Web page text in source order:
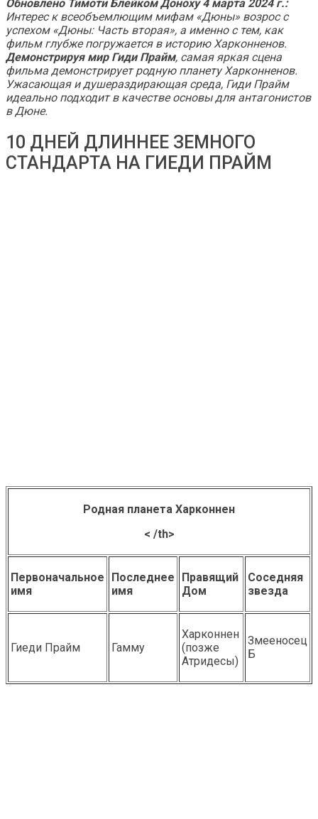
Обновлено Тимоти Блейком Доноху 4 марта 2024 г.:
Интерес к всеобъемлющим мифам «Дюны» возрос с
успехом «Дюны: Часть вторая», а именно с тем, как
фильм глубже погружается в историю Харконненов.
Демонстрируя мир Гиди Прайм, самая яркая сцена
фильма демонстрирует родную планету Харконненов.
Ужасающая и душераздирающая среда, Гиди Прайм
идеально подходит в качестве основы для антагонистов
в Дюне.
10 ДНЕЙ ДЛИННЕЕ ЗЕМНОГО
СТАНДАРТА НА ГИЕДИ ПРАЙМ
Родная планета Харконнен
< /th>
Первоначальное
имя
Последнее
имя
Правящий
Дом
Соседняя
звезда
Гиеди Прайм Гамму
Харконнен
(позже
Атридесы)
Змееносец
Б